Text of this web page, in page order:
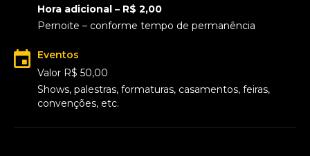
Hora adicional – R$ 2,00
Pernoite – conforme tempo de permanência
Eventos
Valor R$ 50,00
Shows, palestras, formaturas, casamentos, feiras,
convenções, etc.